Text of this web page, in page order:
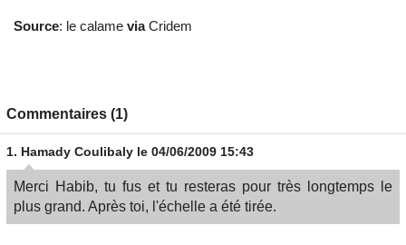
Source: le calame viaCridem
Commentaires (1)
1. Hamady Coulibaly le 04/06/2009 15:43
Merci Habib, tu fus et tu resteras pour très longtemps le
plus grand. Après toi, l'échelle a été tirée.